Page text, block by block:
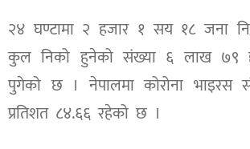
२४ घण्टामा २ हजार १ सय १८ जना
कुल निको हुनेको संख्या ६ लाख ७९
पुगेको छ । नेपालमा कोरोना भाइरस
प्रतिशत ८४.६६ रहेको छ ।